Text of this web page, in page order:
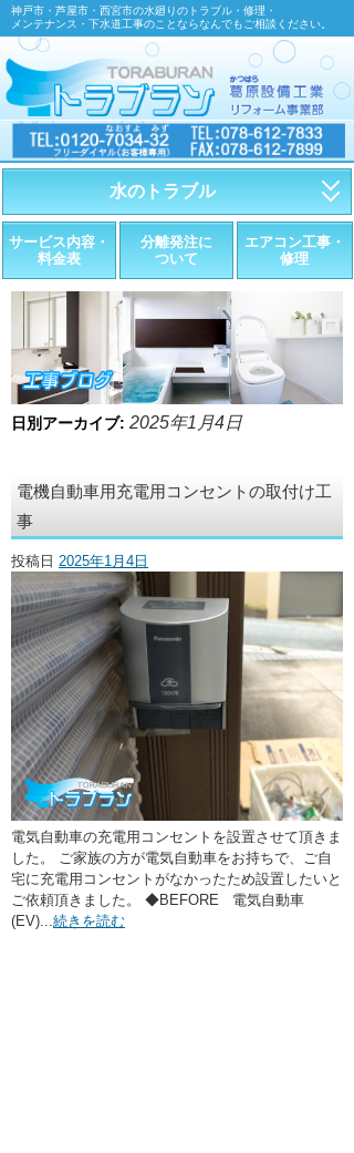
神戸市・芦屋市・西宮市の水廻りのトラブル・修理・
メンテナンス・下水道工事のことならなんでもご相談ください。
水のトラブル
・トイレが詰まったら
・トイレが漏れたら
・水道管が漏れたら
・排水が詰まったら
・悪臭調査
・ここに水栓がほしい
サービス内容・
料金表
分離発注に
ついて
エアコン工事・
修理
日別アーカイブ: 2025年1月4日
電機自動車用充電用コンセントの取付け工
事
投稿日 2025年1月4日
電気自動車の充電用コンセントを設置させて頂きま
した。 ご家族の方が電気自動車をお持ちで、ご自
宅に充電用コンセントがなかったため設置したいと
ご依頼頂きました。 ◆BEFORE 電気自動車
(EV)... 続きを読む